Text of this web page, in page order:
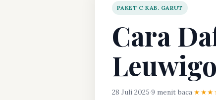
PAKET C KAB. GARUT
Cara
28 Juli 2025·9 menit baca·